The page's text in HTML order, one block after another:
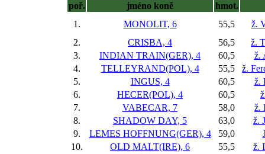
poř. jméno koně
hmot.
1.
MONOLIT, 6 55,5
ž.
2.
CRISBA, 4 56,5
ž.
3.
INDIAN TRAIN(GER), 4 60,5
ž.
4.
TELLEYRAND(POL), 4 55,5
ž.
5.
INGUS, 4 60,5
ž.
6.
HECER(POL), 4 60,5
7.
VABECAR, 7 58,0
ž.
8.
SHADOW DAY, 5 63,0
ž.
9.
LEMES HOFFNUNG(GER), 4 59,0
10.
OLD MALT(IRE), 6 55,5
ž.